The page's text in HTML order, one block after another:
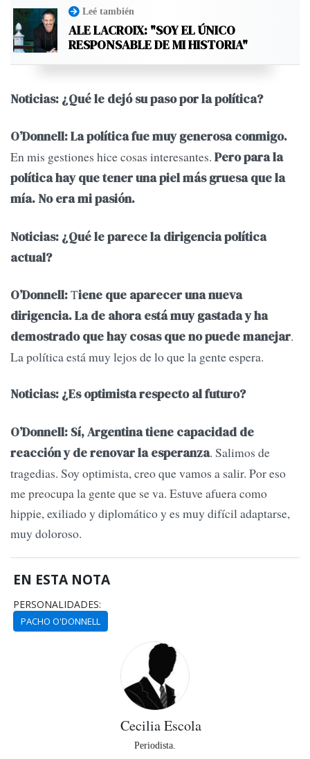
Leé también
ALE LACROIX: "SOY EL ÚNICO
RESPONSABLE DE MI HISTORIA"
Noticias: ¿Qué le dejó su paso por la política?
O’Donnell: La política fue muy generosa conmigo.
En mis gestiones hice cosas interesantes. Pero para la
política hay que tener una piel más gruesa que la
mía. No era mi pasión.
Noticias: ¿Qué le parece la dirigencia política
actual?
O’Donnell:Tiene que aparecer una nueva
dirigencia. La de ahora está muy gastada y ha
demostrado que hay cosas que no puede manejar.
La política está muy lejos de lo que la gente espera.
Noticias: ¿Es optimista respecto al futuro?
O’Donnell: Sí, Argentina tiene capacidad de
reacción y de renovar la esperanza. Salimos de
tragedias. Soy optimista, creo que vamos a salir. Por eso
me preocupa la gente que se va. Estuve afuera como
hippie, exiliado y diplomático y es muy difícil adaptarse,
muy doloroso.
EN ESTA NOTA
PERSONALIDADES:
PACHO O'DONNELL
Cecilia Escola
Periodista.